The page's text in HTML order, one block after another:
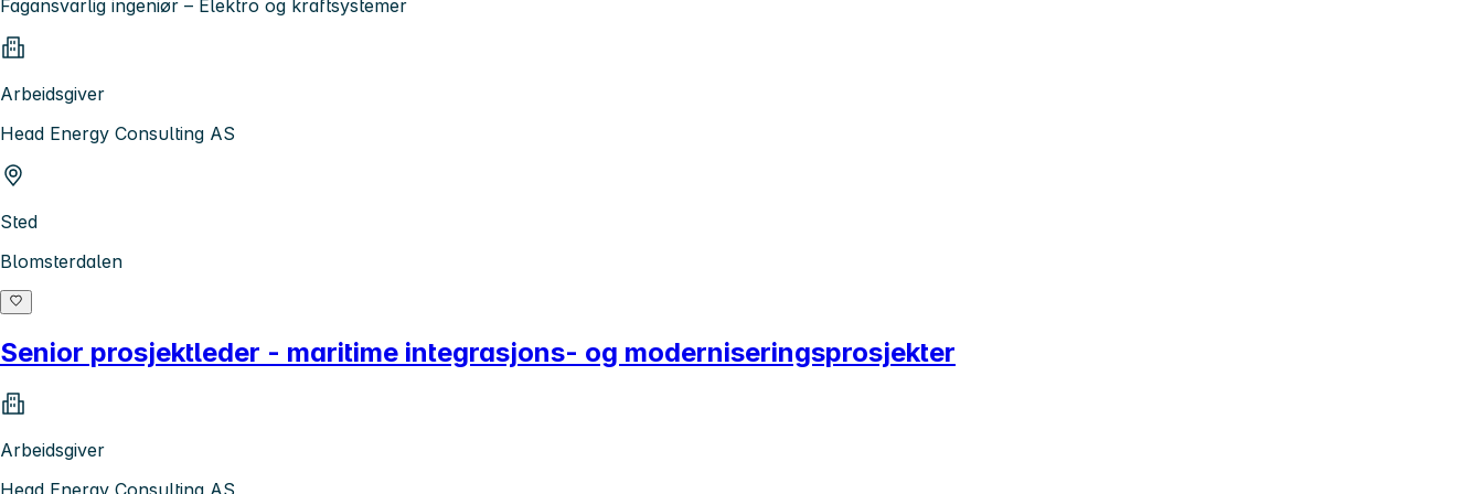
Fagansvarlig ingeniør – Elektro og kraftsystemer
Arbeidsgiver
Head Energy Consulting AS
Sted
Blomsterdalen
Senior prosjektleder - maritime integrasjons- og moderniseringsprosjekter
Arbeidsgiver
Head Energy Consulting AS